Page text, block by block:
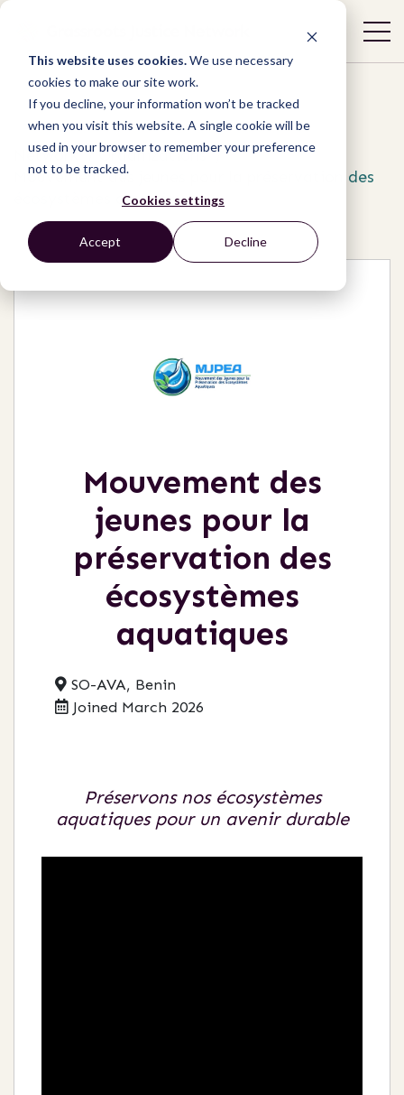
This website uses cookies.We use necessary
cookies to make our site work.
If you decline, your information won’t be tracked
when you visit this website. A single cookie will be
used in your browser to remember your preference
not to be tracked.
Cookies settings
Accept Decline
Network / Organizations /
Mouvement des jeunes pour la préservation des
écosystèmes aquatiques
Mouvement des
jeunes pour la
préservation des
écosystèmes
aquatiques
SO-AVA, Benin
Joined March 2026
Préservons nos écosystèmes
aquatiques pour un avenir durable